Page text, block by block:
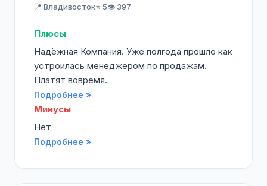
📍 Владивосток⭐ 5👁️ 397
Плюсы
Надёжная Компания. Уже полгода прошло как
устроилась менеджером по продажам.
Платят вовремя.
Подробнее »
Минусы
Нет
Подробнее »